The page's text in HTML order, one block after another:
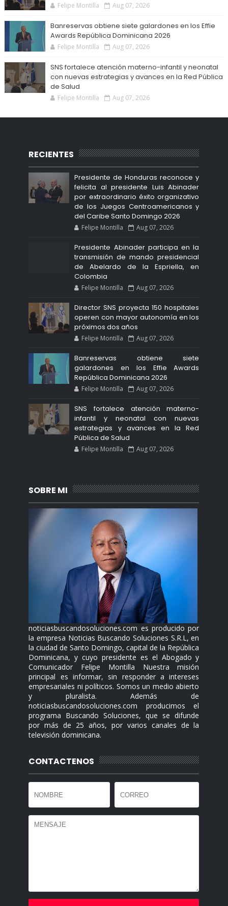
Felipe Montilla Aug 07, 2026
Banreservas obtiene siete galardones en los Effie
Awards República Dominicana 2026
Felipe Montilla Aug 07, 2026
SNS fortalece atención materno-infantil y neonatal
con nuevas estrategias y avances en la Red Pública
de Salud
Felipe Montilla Aug 07, 2026
RECIENTES
Presidente de Honduras reconoce y
felicita al presidente Luis Abinader
por extraordinario éxito organizativo
de los Juegos Centroamericanos y
del Caribe Santo Domingo 2026
Felipe Montilla Aug 07, 2026
Presidente Abinader participa en la
transmisión de mando presidencial
de Abelardo de la Espriella, en
Colombia
Felipe Montilla Aug 07, 2026
Director SNS proyecta 150 hospitales
operen con mayor autonomía en los
próximos dos años
Felipe Montilla Aug 07, 2026
Banreservas obtiene siete
galardones en los Effie Awards
República Dominicana 2026
Felipe Montilla Aug 07, 2026
SNS fortalece atención materno-
infantil y neonatal con nuevas
estrategias y avances en la Red
Pública de Salud
Felipe Montilla Aug 07, 2026
SOBRE MI
noticiasbuscandosoluciones.com es producido por
la empresa Noticias Buscando Soluciones S.R.L, en
la ciudad de Santo Domingo, capital de la República
Dominicana, y cuyo presidente es el Abogado y
Comunicador Felipe Montilla Nuestra misión
principal es informar, sin responder a intereses
empresariales ni políticos. Somos un medio abierto
y pluralista. Además de
noticiasbuscandosoluciones.com producimos el
programa Buscando Soluciones, que se difunde
por más de 25 años, por varios canales de la
televisión dominicana.
CONTACTENOS